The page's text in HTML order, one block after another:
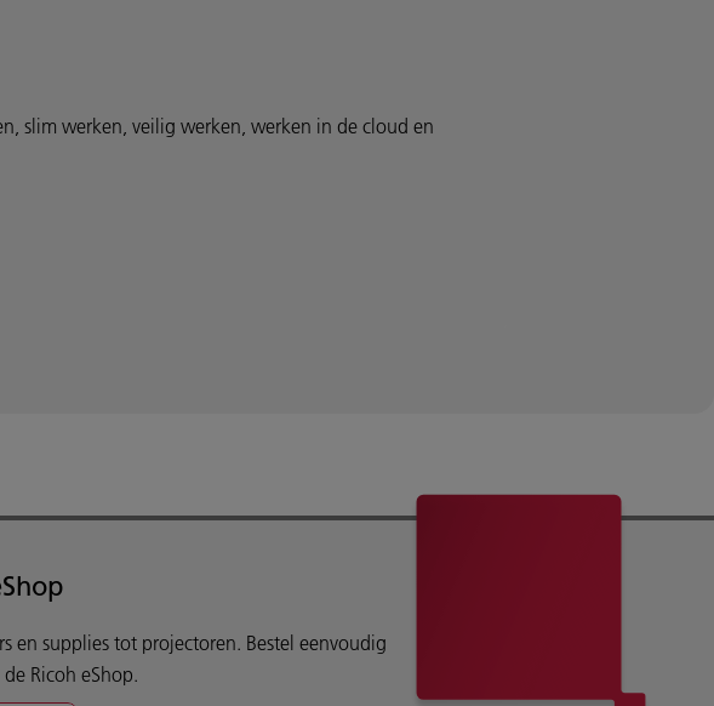
slim werken, veilig werken, werken in de cloud en
en supplies tot projectoren. Bestel eenvoudig
Ricoh eShop.